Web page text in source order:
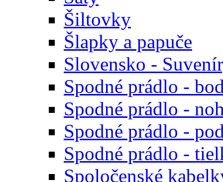
Šiltovky
Šlapky a papuče
Slovensko -
Spodné prádlo -
Spodné prádlo -
Spodné prádlo -
Spodné prádlo -
Spoločenské